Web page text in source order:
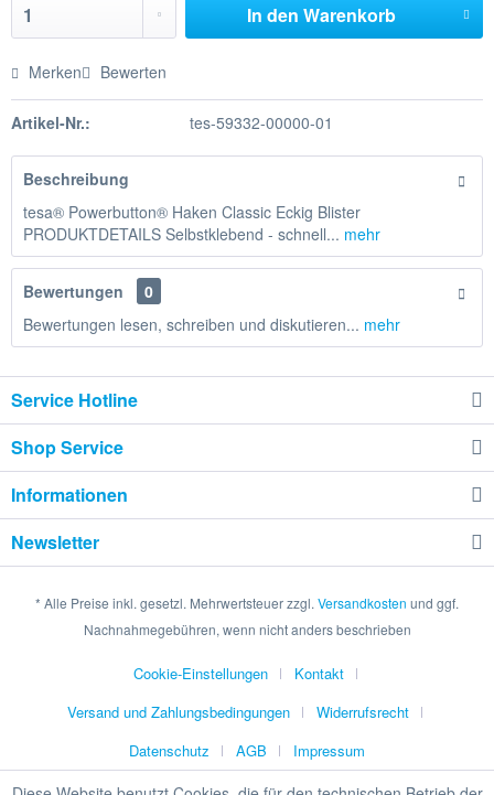
In den Warenkorb
Merken Bewerten
Artikel-Nr.: tes-59332-00000-01
Beschreibung
tesa® Powerbutton® Haken Classic Eckig Blister
PRODUKTDETAILS Selbstklebend - schnell... mehr
Bewertungen
0
Bewertungen lesen, schreiben und diskutieren... mehr
Service Hotline
Shop Service
Informationen
Newsletter
* Alle Preise inkl. gesetzl. Mehrwertsteuer zzgl. Versandkosten und ggf.
Nachnahmegebühren, wenn nicht anders beschrieben
Cookie-Einstellungen
Kontakt
Versand und Zahlungsbedingungen
Widerrufsrecht
Datenschutz
AGB Impressum